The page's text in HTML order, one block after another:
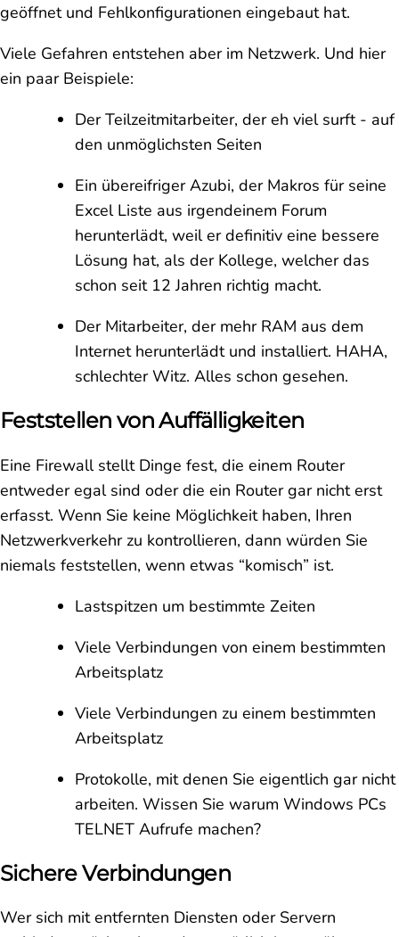
geöffnet und Fehlkonfigurationen eingebaut hat.
Viele Gefahren entstehen aber im Netzwerk. Und hier
ein paar Beispiele:
Der Teilzeitmitarbeiter, der eh viel surft - auf
den unmöglichsten Seiten
Ein übereifriger Azubi, der Makros für seine
Excel Liste aus irgendeinem Forum
herunterlädt, weil er definitiv eine bessere
Lösung hat, als der Kollege, welcher das
schon seit 12 Jahren richtig macht.
Der Mitarbeiter, der mehr RAM aus dem
Internet herunterlädt und installiert. HAHA,
schlechter Witz. Alles schon gesehen.
Feststellen von Auffälligkeiten
Eine Firewall stellt Dinge fest, die einem Router
entweder egal sind oder die ein Router gar nicht erst
erfasst. Wenn Sie keine Möglichkeit haben, Ihren
Netzwerkverkehr zu kontrollieren, dann würden Sie
niemals feststellen, wenn etwas “komisch” ist.
Lastspitzen um bestimmte Zeiten
Viele Verbindungen von einem bestimmten
Arbeitsplatz
Viele Verbindungen zu einem bestimmten
Arbeitsplatz
Protokolle, mit denen Sie eigentlich gar nicht
arbeiten. Wissen Sie warum Windows PCs
TELNET Aufrufe machen?
Sichere Verbindungen
Wer sich mit entfernten Diensten oder Servern